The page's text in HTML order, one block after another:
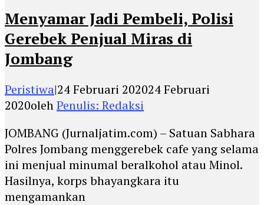
Menyamar Jadi Pembeli, Polisi
Gerebek Penjual Miras di
Jombang
Peristiwa|24 Februari 202024 Februari
2020olehPenulis: Redaksi
JOMBANG (Jurnaljatim.com) – Satuan Sabhara
Polres Jombang menggerebek cafe yang selama
ini menjual minumal beralkohol atau Minol.
Hasilnya, korps bhayangkara itu
mengamankan